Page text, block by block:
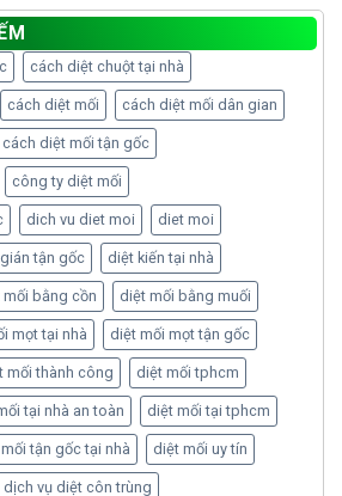
cách diệt chuột tại nhà
cách diệt mối cách diệt mối dân gian
cách diệt mối tận gốc
công ty diệt mối
dich vu diet moi diet moi
tận gốc diệt kiến tại nhà
bằng cồn diệt mối bằng muối
mọt tại nhà diệt mối mọt tận gốc
mối thành công diệt mối tphcm
tại nhà an toàn diệt mối tại tphcm
tận gốc tại nhà diệt mối uy tín
dịch vụ diệt côn trùng